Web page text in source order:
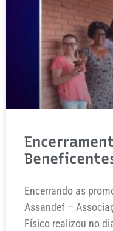
Encerrando as
Assandef –
Físico realizou no